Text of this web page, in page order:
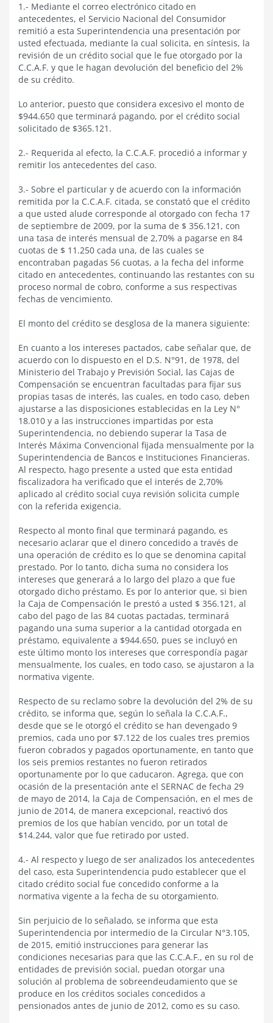
1.- Mediante el correo electrónico citado en
antecedentes, el Servicio Nacional del Consumidor
remitió a esta Superintendencia una presentación por
usted efectuada, mediante la cual solicita, en síntesis, la
revisión de un crédito social que le fue otorgado por la
C.C.A.F. y que le hagan devolución del beneficio del 2%
de su crédito.
Lo anterior, puesto que considera excesivo el monto de
$944.650 que terminará pagando, por el crédito social
solicitado de $365.121.
2.- Requerida al efecto, la C.C.A.F. procedió a informar y
remitir los antecedentes del caso.
3.- Sobre el particular y de acuerdo con la información
remitida por la C.C.A.F. citada, se constató que el crédito
a que usted alude corresponde al otorgado con fecha 17
de septiembre de 2009, por la suma de $ 356.121, con
una tasa de interés mensual de 2,70% a pagarse en 84
cuotas de $ 11.250 cada una, de las cuales se
encontraban pagadas 56 cuotas, a la fecha del informe
citado en antecedentes, continuando las restantes con su
proceso normal de cobro, conforme a sus respectivas
fechas de vencimiento.
El monto del crédito se desglosa de la manera siguiente:
En cuanto a los intereses pactados, cabe señalar que, de
acuerdo con lo dispuesto en el D.S. N°91, de 1978, del
Ministerio del Trabajo y Previsión Social, las Cajas de
Compensación se encuentran facultadas para fijar sus
propias tasas de interés, las cuales, en todo caso, deben
ajustarse a las disposiciones establecidas en la Ley N°
18.010 y a las instrucciones impartidas por esta
Superintendencia, no debiendo superar la Tasa de
Interés Máxima Convencional fijada mensualmente por la
Superintendencia de Bancos e Instituciones Financieras.
Al respecto, hago presente a usted que esta entidad
fiscalizadora ha verificado que el interés de 2,70%
aplicado al crédito social cuya revisión solicita cumple
con la referida exigencia.
Respecto al monto final que terminará pagando, es
necesario aclarar que el dinero concedido a través de
una operación de crédito es lo que se denomina capital
prestado. Por lo tanto, dicha suma no considera los
intereses que generará a lo largo del plazo a que fue
otorgado dicho préstamo. Es por lo anterior que, si bien
la Caja de Compensación le prestó a usted $ 356.121, al
cabo del pago de las 84 cuotas pactadas, terminará
pagando una suma superior a la cantidad otorgada en
préstamo, equivalente a $944.650, pues se incluyó en
este último monto los intereses que correspondía pagar
mensualmente, los cuales, en todo caso, se ajustaron a la
normativa vigente.
Respecto de su reclamo sobre la devolución del 2% de su
crédito, se informa que, según lo señala la C.C.A.F.,
desde que se le otorgó el crédito se han devengado 9
premios, cada uno por $7.122 de los cuales tres premios
fueron cobrados y pagados oportunamente, en tanto que
los seis premios restantes no fueron retirados
oportunamente por lo que caducaron. Agrega, que con
ocasión de la presentación ante el SERNAC de fecha 29
de mayo de 2014, la Caja de Compensación, en el mes de
junio de 2014, de manera excepcional, reactivó dos
premios de los que habían vencido, por un total de
$14.244, valor que fue retirado por usted.
4.- Al respecto y luego de ser analizados los antecedentes
del caso, esta Superintendencia pudo establecer que el
citado crédito social fue concedido conforme a la
normativa vigente a la fecha de su otorgamiento.
Sin perjuicio de lo señalado, se informa que esta
Superintendencia por intermedio de la Circular N°3.105,
de 2015, emitió instrucciones para generar las
condiciones necesarias para que las C.C.A.F., en su rol de
entidades de previsión social, puedan otorgar una
solución al problema de sobreendeudamiento que se
produce en los créditos sociales concedidos a
pensionados antes de junio de 2012, como es su caso.